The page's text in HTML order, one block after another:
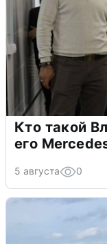
Кто такой
его
5 августа 0